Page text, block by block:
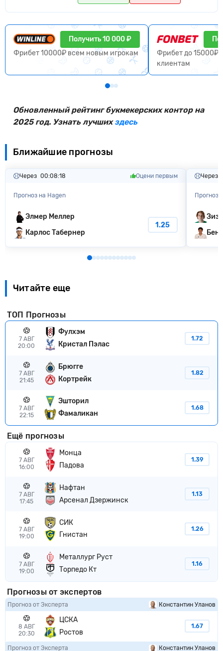
Получить 10 000 ₽
Фрибет 10000₽ всем новым игрокам
Фрибет до 15000₽
клиентам
Обновленный рейтинг букмекерских контор на
2025 год. Узнать лучшихздесь
Ближайшие прогнозы
Через 00:08:17 Оцени первым
Прогноз на Hagen
Элмер Меллер
Карлос Табернер
1.25
Через
Прогноз
Бен
Читайте еще
ТОП Прогнозы
7 АВГ
20:00
Фулхэм
Кристал Пэлас
1.72
7 АВГ
21:45
Брюгге
Кортрейк
1.82
7 АВГ
22:15
Эшторил
Фамаликан
1.68
Ещё прогнозы
7 АВГ
16:00
Монца
Падова
1.39
7 АВГ
17:45
Нафтан
Арсенал Дзержинск
1.13
7 АВГ
19:00
СИК
Гнистан
1.26
7 АВГ
19:00
Металлург Руст
Торпедо Кт
1.16
Прогнозы от экспертов
Прогноз от Эксперта Константин Уланов
8 АВГ
20:30
ЦСКА
Ростов
1.67
Прогноз от Эксперта Константин Уланов